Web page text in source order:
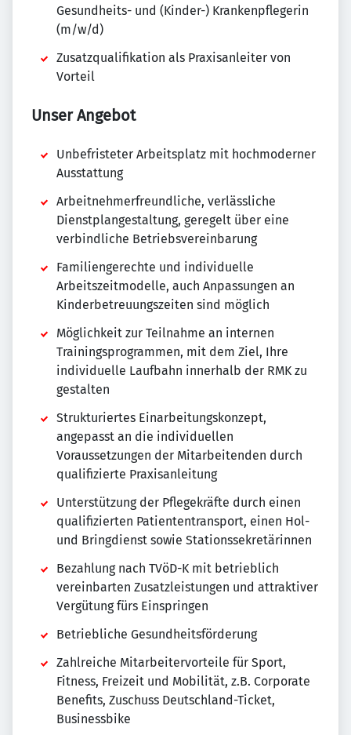
Gesundheits- und (Kinder-) Krankenpflegerin
(m/w/d)
Zusatzqualifikation als Praxisanleiter von
Vorteil
Unser Angebot
Unbefristeter Arbeitsplatz mit hochmoderner
Ausstattung
Arbeitnehmerfreundliche, verlässliche
Dienstplangestaltung, geregelt über eine
verbindliche Betriebsvereinbarung
Familiengerechte und individuelle
Arbeitszeitmodelle, auch Anpassungen an
Kinderbetreuungszeiten sind möglich
Möglichkeit zur Teilnahme an internen
Trainingsprogrammen, mit dem Ziel, Ihre
individuelle Laufbahn innerhalb der RMK zu
gestalten
Strukturiertes Einarbeitungskonzept,
angepasst an die individuellen
Voraussetzungen der Mitarbeitenden durch
qualifizierte Praxisanleitung
Unterstützung der Pflegekräfte durch einen
qualifizierten Patiententransport, einen Hol-
und Bringdienst sowie Stationssekretärinnen
Bezahlung nach TVöD-K mit betrieblich
vereinbarten Zusatzleistungen und attraktiver
Vergütung fürs Einspringen
Betriebliche Gesundheitsförderung
Zahlreiche Mitarbeitervorteile für Sport,
Fitness, Freizeit und Mobilität, z.B. Corporate
Benefits, Zuschuss Deutschland-Ticket,
Businessbike